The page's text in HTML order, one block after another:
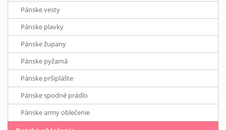
Pánske vesty
Pánske plavky
Pánske župany
Pánske pyžamá
Pánske pršiplášte
Pánske spodné prádlo
Pánske army oblečenie